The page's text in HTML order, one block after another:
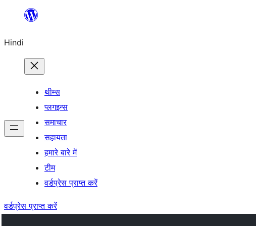
सामग्री
जाएं
Hindi
थीम्स
प्लगइन्स
समाचार
सहायता
हमारे बारे में
टीम
वर्डप्रेस प्राप्त करें
वर्डप्रेस प्राप्त करें